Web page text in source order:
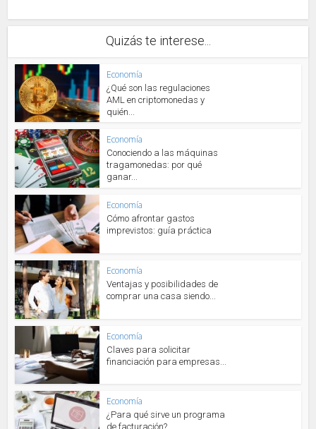
Quizás te interese...
Economía
¿Qué son las regulaciones
AML en criptomonedas y
quién...
Economía
Conociendo a las máquinas
tragamonedas: por qué
ganar...
Economía
Cómo afrontar gastos
imprevistos: guía práctica
Economía
Ventajas y posibilidades de
comprar una casa siendo...
Economía
Claves para solicitar
financiación para empresas...
Economía
¿Para qué sirve un programa
de facturación?